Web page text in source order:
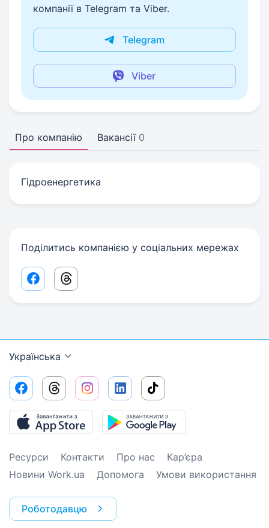
компанії в Telegram та Viber.
Telegram
Viber
Про компанію Вакансії 0
Гідроенергетика
Поділитись компанією у соціальних мережах
Facebook share link
Threads share link
Українська
Ресурси Контакти Про нас
Кар’єра
Новини Work.ua
Допомога Умови використання
Роботодавцю